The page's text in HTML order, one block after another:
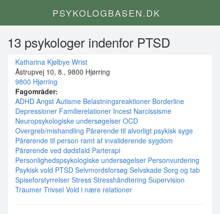
PSYKOLOGBASEN.DK
13 psykologer indenfor PTSD
Katharina Kjølbye Wrist
Åstrupvej 10, 8., 9800 Hjørring
9800 Hjørring
Fagområder:
ADHD Angst Autisme Belastningsreaktioner Borderline
Depressioner Familierelationer Incest Narcissisme
Neuropsykologiske undersøgelser OCD
Overgreb/mishandling Pårørende til alvorligt psykisk syge
Pårørende til person ramt af invaliderende sygdom
Pårørende ved dødsfald Parterapi
Personlighedspsykologiske undersøgelser Personvurdering
Psykisk vold PTSD Selvmordsforsøg Selvskade Sorg og tab
Spiseforstyrrelser Stress Stresshåndtering Supervision
Traumer Trivsel Vold i nære relationer